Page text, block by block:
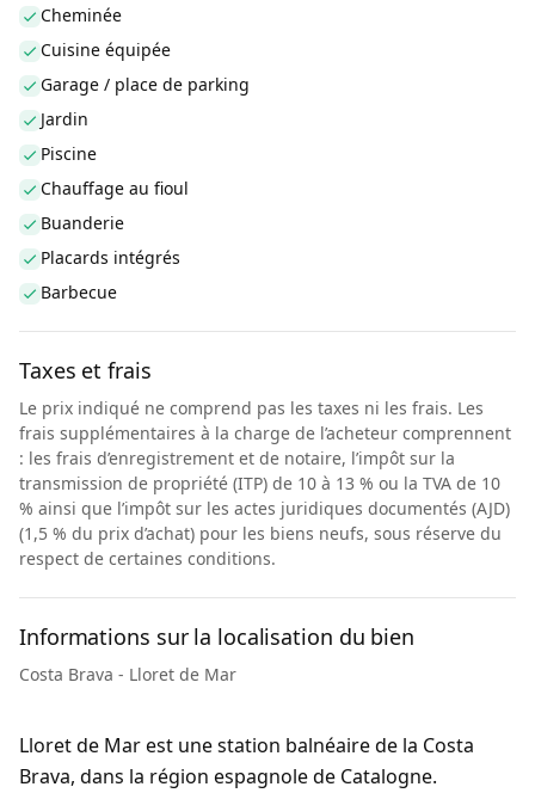
Cheminée
Cuisine équipée
Garage / place de parking
Jardin
Piscine
Chauffage au fioul
Buanderie
Placards intégrés
Barbecue
Taxes et frais
Le prix indiqué ne comprend pas les taxes ni les frais. Les
frais supplémentaires à la charge de l’acheteur comprennent
: les frais d’enregistrement et de notaire, l’impôt sur la
transmission de propriété (ITP) de 10 à 13 % ou la TVA de 10
% ainsi que l’impôt sur les actes juridiques documentés (AJD)
(1,5 % du prix d’achat) pour les biens neufs, sous réserve du
respect de certaines conditions.
Informations sur la localisation du bien
Costa Brava - Lloret de Mar
Lloret de Mar est une station balnéaire de la Costa
Brava, dans la région espagnole de Catalogne.